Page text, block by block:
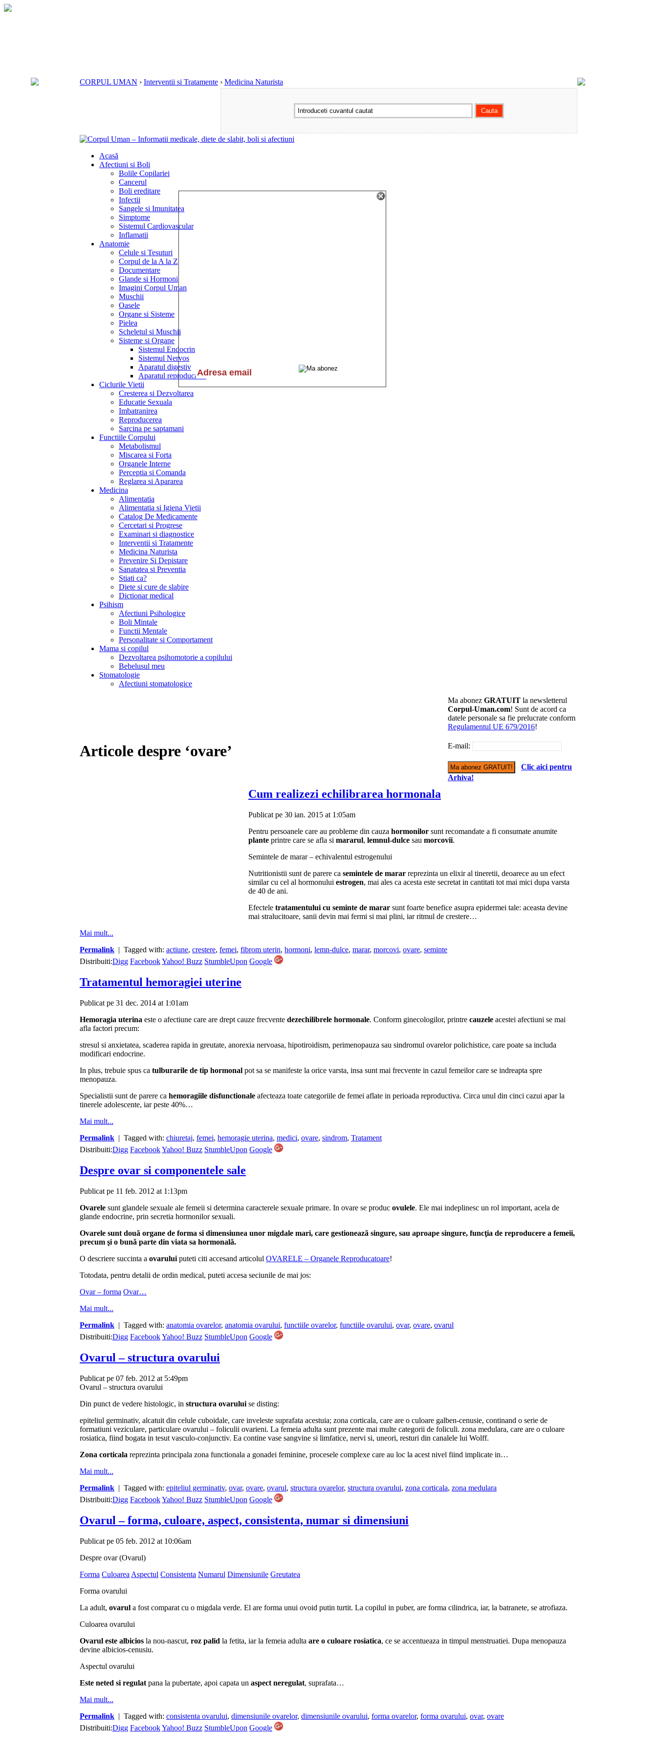
CORPUL UMAN › Interventii si Tratamente › Medicina Naturista
Acasă
Afectiuni si Boli
Bolile Copilariei
Cancerul
Boli ereditare
Infectii
Sangele si Imunitatea
Simptome
Sistemul Cardiovascular
Inflamatii
Anatomie
Celule si Tesuturi
Corpul de la A la Z
Documentare
Glande si Hormoni
Imagini Corpul Uman
Muschii
Oasele
Organe si Sisteme
Pielea
Scheletul si Muschii
Sisteme si Organe
Sistemul Endocrin
Sistemul Nervos
Aparatul digestiv
Aparatul reproducator
Ciclurile Vietii
Cresterea si Dezvoltarea
Educatie Sexuala
Imbatranirea
Reproducerea
Sarcina pe saptamani
Functiile Corpului
Metabolismul
Miscarea si Forta
Organele Interne
Perceptia si Comanda
Reglarea si Apararea
Medicina
Alimentatia
Alimentatia si Igiena Vietii
Catalog De Medicamente
Cercetari si Progrese
Examinari si diagnostice
Interventii si Tratamente
Medicina Naturista
Prevenire Si Depistare
Sanatatea si Preventia
Stiati ca?
Diete si cure de slabire
Dictionar medical
Psihism
Afectiuni Psihologice
Boli Mintale
Functii Mentale
Personalitate si Comportament
Mama si copilul
Dezvoltarea psihomotorie a copilului
Bebelusul meu
Stomatologie
Afectiuni stomatologice
Ma abonez GRATUIT la newsletterul
Corpul-Uman.com! Sunt de acord ca
datele personale sa fie prelucrate conform
Regulamentul UE 679/2016!
E-mail:
Clic aici pentru
Arhiva!
Articole despre ‘ovare’
Cum realizezi echilibrarea hormonala
Publicat pe 30 ian. 2015 at 1:05am
Pentru persoanele care au probleme din cauza hormonilor sunt recomandate a fi consumate anumite
plante printre care se afla si mararul, lemnul-dulce sau morcovii.
Semintele de marar – echivalentul estrogenului
Nutritionistii sunt de parere ca semintele de marar reprezinta un elixir al tineretii, deoarece au un efect
similar cu cel al hormonului estrogen, mai ales ca acesta este secretat in cantitati tot mai mici dupa varsta
de 40 de ani.
Efectele tratamentului cu seminte de marar sunt foarte benefice asupra epidermei tale: aceasta devine
mai stralucitoare, sanii devin mai fermi si mai plini, iar ritmul de crestere…
Mai mult...
Permalink | Tagged with: actiune, crestere, femei, fibrom uterin, hormoni, lemn-dulce, marar, morcovi, ovare, seminte
Distribuiti:Digg FacebookYahoo! Buzz StumbleUpon Google
Tratamentul hemoragiei uterine
Publicat pe 31 dec. 2014 at 1:01am
Hemoragia uterina este o afectiune care are drept cauze frecvente dezechilibrele hormonale. Conform ginecologilor, printre cauzele acestei afectiuni se mai
afla factori precum:
stresul si anxietatea, scaderea rapida in greutate, anorexia nervoasa, hipotiroidism, perimenopauza sau sindromul ovarelor polichistice, care poate sa includa
modificari endocrine.
In plus, trebuie spus ca tulburarile de tip hormonal pot sa se manifeste la orice varsta, insa sunt mai frecvente in cazul femeilor care se indreapta spre
menopauza.
Specialistii sunt de parere ca hemoragiile disfunctionale afecteaza toate categoriile de femei aflate in perioada reproductiva. Circa unul din cinci cazui apar la
tinerele adolescente, iar peste 40%…
Mai mult...
Permalink | Tagged with: chiuretaj, femei, hemoragie uterina, medici, ovare, sindrom, Tratament
Distribuiti:Digg FacebookYahoo! Buzz StumbleUpon Google
Despre ovar si componentele sale
Publicat pe 11 feb. 2012 at 1:13pm
Ovarele sunt glandele sexuale ale femeii si determina caracterele sexuale primare. In ovare se produc ovulele. Ele mai indeplinesc un rol important, acela de
glande endocrine, prin secretia hormonilor sexuali.
Ovarele sunt două organe de forma si dimensiunea unor migdale mari, care gestionează singure, sau aproape singure, funcţia de reproducere a fe­meii,
precum şi o bună parte din viata sa hormonală.
O descriere succinta a ovarului puteti citi accesand articolul OVARELE – Organele Reproducatoare!
Totodata, pentru detalii de ordin medical, puteti accesa seciunile de mai jos:
Ovar – forma Ovar…
Mai mult...
Permalink | Tagged with: anatomia ovarelor, anatomia ovarului, functiile ovarelor, functiile ovarului, ovar, ovare, ovarul
Distribuiti:Digg FacebookYahoo! Buzz StumbleUpon Google
Ovarul – structura ovarului
Publicat pe 07 feb. 2012 at 5:49pm
Ovarul – structura ovarului
Din punct de vedere histologic, in structura ovarului se disting:
epiteliul germinativ, alcatuit din celule cuboidale, care inveleste suprafata acestuia; zona corticala, care are o culoare galben-cenusie, continand o serie de
formatiuni veziculare, particulare ovarului – foliculii ovarieni. La femeia adulta sunt prezente mai multe categorii de foliculi. zona medulara, care are o culoare
rosiatica, fiind bogata in tesut vasculo-conjunctiv. Ea contine vase sangvine si limfatice, nervi si, uneori, resturi din canalele lui Wolff.
Zona corticala reprezinta principala zona functionala a gonadei feminine, procesele complexe care au loc la acest nivel fiind implicate in…
Mai mult...
Permalink | Tagged with: epiteliul germinativ, ovar, ovare, ovarul, structura ovarelor, structura ovarului, zona corticala, zona medulara
Distribuiti:Digg FacebookYahoo! Buzz StumbleUpon Google
Ovarul – forma, culoare, aspect, consistenta, numar si dimensiuni
Publicat pe 05 feb. 2012 at 10:06am
Despre ovar (Ovarul)
Forma Culoarea Aspectul Consistenta Numarul Dimensiunile Greutatea
Forma ovarului
La adult, ovarul a fost comparat cu o migdala verde. El are forma unui ovoid putin turtit. La copilul in puber, are forma cilindrica, iar, la batranete, se atrofiaza.
Culoarea ovarului
Ovarul este albicios la nou-nascut, roz palid la fetita, iar la femeia adulta are o culoare rosiatica, ce se accentueaza in timpul menstruatiei. Dupa menopauza
devine albicios-cenusiu.
Aspectul ovarului
Este neted si regulat pana la pubertate, apoi capata un aspect neregulat, suprafata…
Mai mult...
Permalink | Tagged with: consistenta ovarului, dimensiunile ovarelor, dimensiunile ovarului, forma ovarelor, forma ovarului, ovar, ovare
Distribuiti:Digg FacebookYahoo! Buzz StumbleUpon Google